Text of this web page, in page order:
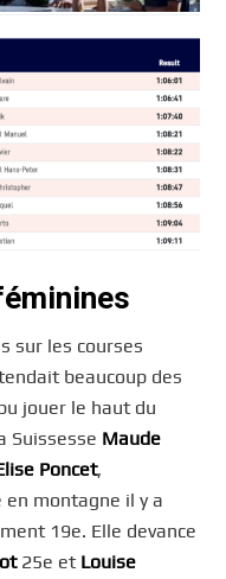
sur les courses
beaucoup des
jouer le haut du
Suissesse Maude
Poncet,
en montagne il y a
19e. Elle devance
25e et Louise